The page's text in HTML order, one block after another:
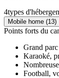
4types
Mobile home (13)
Points forts du
Grand
Karaoké,
Football,